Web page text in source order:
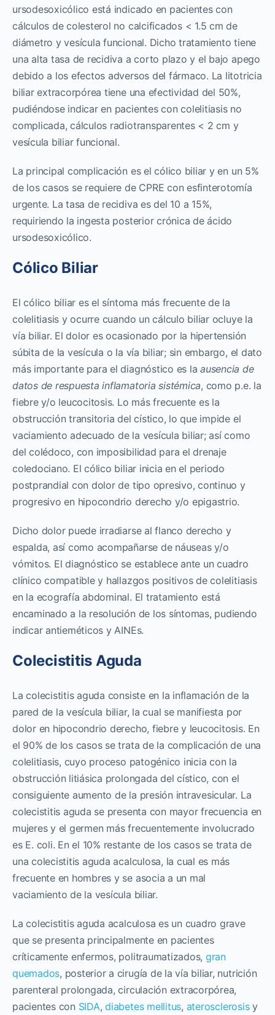
ursodesoxicólico está indicado en pacientes con
cálculos de colesterol no calcificados < 1.5 cm de
diámetro y vesícula funcional. Dicho tratamiento tiene
una alta tasa de recidiva a corto plazo y el bajo apego
debido a los efectos adversos del fármaco. La litotricia
biliar extracorpórea tiene una efectividad del 50%,
pudiéndose indicar en pacientes con colelitiasis no
complicada, cálculos radiotransparentes < 2 cm y
vesícula biliar funcional.
La principal complicación es el cólico biliar y en un 5%
de los casos se requiere de CPRE con esfinterotomía
urgente. La tasa de recidiva es del 10 a 15%,
requiriendo la ingesta posterior crónica de ácido
ursodesoxicólico.
Cólico Biliar
El cólico biliar es el síntoma más frecuente de la
colelitiasis y ocurre cuando un cálculo biliar ocluye la
vía biliar. El dolor es ocasionado por la hipertensión
súbita de la vesícula o la vía biliar; sin embargo, el dato
más importante para el diagnóstico es laausencia de
datos de respuesta inflamatoria sistémica, como p.e. la
fiebre y/o leucocitosis. Lo más frecuente es la
obstrucción transitoria del cístico, lo que impide el
vaciamiento adecuado de la vesícula biliar; así como
del colédoco, con imposibilidad para el drenaje
coledociano. El cólico biliar inicia en el periodo
postprandial con dolor de tipo opresivo, continuo y
progresivo en hipocondrio derecho y/o epigastrio.
Dicho dolor puede irradiarse al flanco derecho y
espalda, así como acompañarse de náuseas y/o
vómitos. El diagnóstico se establece ante un cuadro
clínico compatible y hallazgos positivos de colelitiasis
en la ecografía abdominal. El tratamiento está
encaminado a la resolución de los síntomas, pudiendo
indicar antieméticos y AINEs.
Colecistitis Aguda
La colecistitis aguda consiste en la inflamación de la
pared de la vesícula biliar, la cual se manifiesta por
dolor en hipocondrio derecho, fiebre y leucocitosis. En
el 90% de los casos se trata de la complicación de una
colelitiasis, cuyo proceso patogénico inicia con la
obstrucción litiásica prolongada del cístico, con el
consiguiente aumento de la presión intravesicular. La
colecistitis aguda se presenta con mayor frecuencia en
mujeres y el germen más frecuentemente involucrado
es E. coli. En el 10% restante de los casos se trata de
una colecistitis aguda acalculosa, la cual es más
frecuente en hombres y se asocia a un mal
vaciamiento de la vesícula biliar.
La colecistitis aguda acalculosa es un cuadro grave
que se presenta principalmente en pacientes
críticamente enfermos, politraumatizados, gran
quemados, posterior a cirugía de la vía biliar, nutrición
parenteral prolongada, circulación extracorpórea,
pacientes con SIDA,diabetes mellitus, aterosclerosisy